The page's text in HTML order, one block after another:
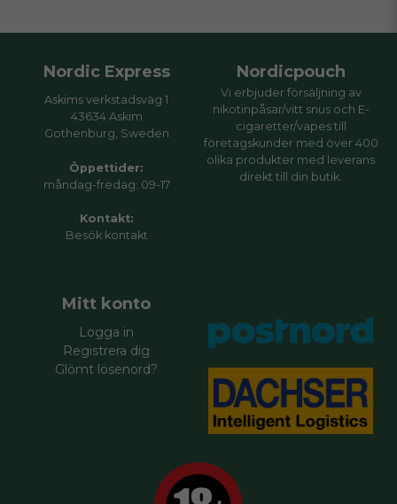
Nordic Express
Askims verkstadsväg 1
43634 Askim
Gothenburg, Sweden
Öppettider:
måndag-fredag: 09-17
Kontakt:
Besök kontakt
Nordicpouch
Vi erbjuder försäljning av
nikotinpåsar/vitt snus och E-
cigaretter/vapes till
företagskunder med över 400
olika produkter med leverans
direkt till din butik.
Mitt konto
Logga in
Registrera dig
Glömt lösenord?